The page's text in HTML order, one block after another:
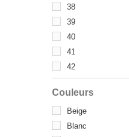
38
39
40
41
42
Couleurs
Beige
Blanc